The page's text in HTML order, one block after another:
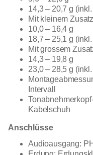
14,3 – 20,7 g
Mit kleinem
10,0 – 16,4 g
18,7 – 25,1 g
Mit grossem
14,3 – 19,8 g
23,0 – 28,5 g
Intervall
Kabelschuh
Anschlüsse
Audioausgang: